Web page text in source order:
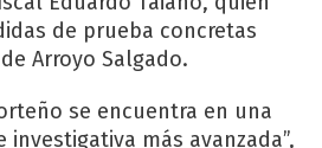
de prueba concretas
Arroyo Salgado.
se encuentra en una
investigativa más avanzada”,